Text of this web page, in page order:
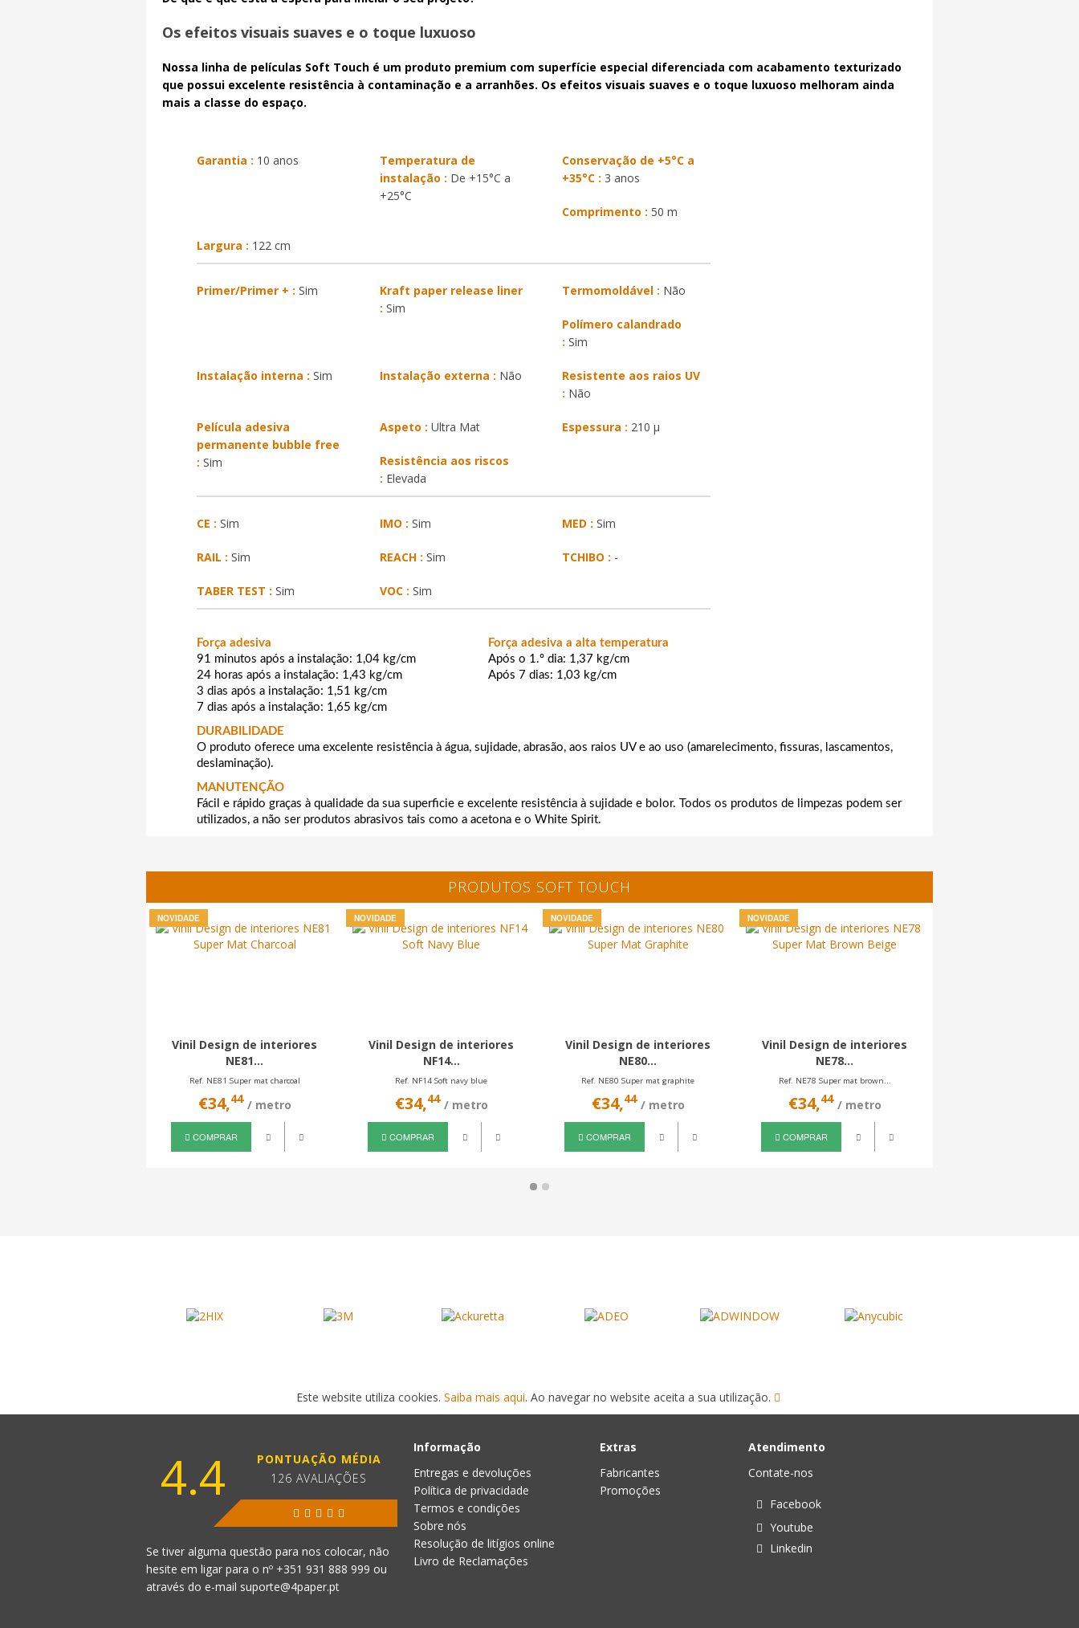
Os efeitos visuais suaves e o toque luxuoso
Nossa linha de películas Soft Touch é um produto premium com superfície especial diferenciada com acabamento texturizado
que possui excelente resistência à contaminação e a arranhões. Os efeitos visuais suaves e o toque luxuoso melhoram ainda
mais a classe do espaço.
Garantia : 10 anos
Temperatura de
instalação : De +15°C a
+25°C
Conservação de +5°C a
+35°C : 3 anos
Comprimento : 50 m
Largura : 122 cm
Primer/Primer + : Sim
Kraft paper release liner
: Sim
Termomoldável : Não
Polímero calandrado
: Sim
Instalação interna : Sim Instalação externa : Não
Resistente aos raios UV
: Não
Película adesiva
permanente bubble free
: Sim
Aspeto : Ultra Mat Espessura : 210 µ
Resistência aos riscos
: Elevada
CE : Sim IMO : Sim MED : Sim
RAIL : Sim REACH : Sim TCHIBO : -
TABER TEST : Sim VOC : Sim
Força adesiva
91 minutos após a instalação: 1,04 kg/cm
24 horas após a instalação: 1,43 kg/cm
3 dias após a instalação: 1,51 kg/cm
7 dias após a instalação: 1,65 kg/cm
Força adesiva a alta temperatura
Após o 1.º dia: 1,37 kg/cm
Após 7 dias: 1,03 kg/cm
DURABILIDADE
O produto oferece uma excelente resistência à água, sujidade, abrasão, aos raios UV e ao uso (amarelecimento, fissuras, lascamentos,
deslaminação).
MANUTENÇÃO
Fácil e rápido graças à qualidade da sua superficie e excelente resistência à sujidade e bolor. Todos os produtos de limpezas podem ser
utilizados, a não ser produtos abrasivos tais como a acetona e o White Spirit.
PRODUTOS SOFT TOUCH
NOVIDADE
Vinil Design de interiores
NE81...
Ref. NE81 Super mat charcoal
€34,44 / metro
COMPRAR
NOVIDADE
Vinil Design de interiores
NF14...
Ref. NF14 Soft navy blue
€34,44 / metro
COMPRAR
NOVIDADE
Vinil Design de interiores
NE80...
Ref. NE80 Super mat graphite
€34,44 / metro
COMPRAR
NOVIDADE
Vinil Design de interiores
NE78...
Ref. NE78 Super mat brown...
€34,44 / metro
COMPRAR
Este website utiliza cookies. Saiba mais aqui. Ao navegar no website aceita a sua utilização.
4.4
PONTUAÇÃO MÉDIA
126 AVALIAÇÕES
Se tiver alguma questão para nos colocar, não
hesite em ligar para o nº +351 931 888 999 ou
através do e-mail suporte@4paper.pt
Informação
Entregas e devoluções
Política de privacidade
Termos e condições
Sobre nós
Resolução de litígios online
Livro de Reclamações
Extras
Fabricantes
Promoções
Atendimento
Contate-nos
Facebook
Youtube
Linkedin